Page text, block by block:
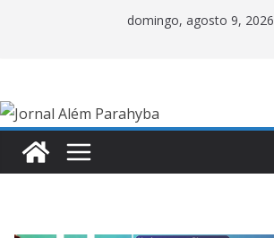
domingo, agosto 9, 2026